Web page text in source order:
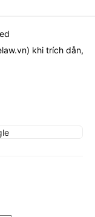
) khi trích dẫn,